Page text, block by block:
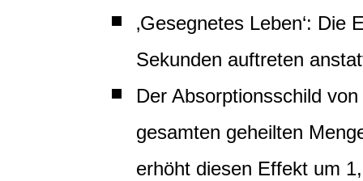
‚Gesegnetes Leben‘:
Sekunden auftreten
Der Absorptionsschild
gesamten geheilten
erhöht diesen Effekt um